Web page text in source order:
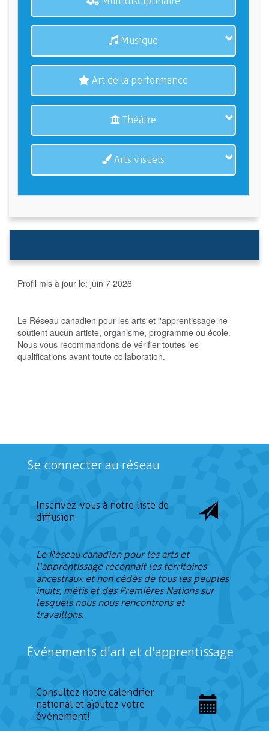
Musique
Art de la performance
Théâtre
Arts visuels
Profil mis à jour le: juin 7 2026
Le Réseau canadien pour les arts et l'apprentissage ne
soutient aucun artiste, organisme, programme ou école.
Nous vous recommandons de vérifier toutes les
qualifications avant toute collaboration.
Se connecter au réseau
Inscrivez-vous à notre liste de
diffusion
Le Réseau canadien pour les arts et
l'apprentissage reconnaît les territoires
ancestraux et non cédés de tous les peuples
inuits, métis et des Premières Nations sur
lesquels nous nous rencontrons et
travaillons.
Événements d'art et d'apprentissage
Consultez notre calendrier
national et ajoutez votre
événement!